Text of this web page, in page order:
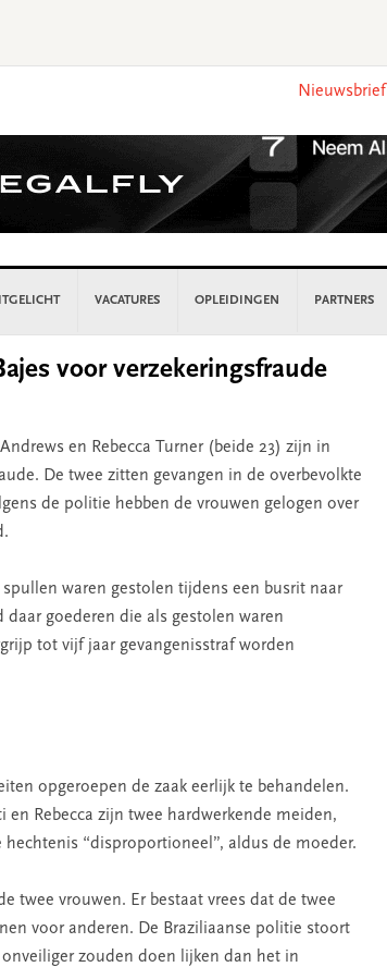
Nieuwsbrief
VACATURES OPLEIDINGEN PARTNERS
voor verzekeringsfraude
en Rebecca Turner (beide 23) zijn in
De twee zitten gevangen in de overbevolkte
de politie hebben de vrouwen gelogen over
waren gestolen tijdens een busrit naar
goederen die als gestolen waren
tot vijf jaar gevangenisstraf worden
opgeroepen de zaak eerlijk te behandelen.
en Rebecca zijn twee hardwerkende meiden,
“disproportioneel”, aldus de moeder.
twee vrouwen. Er bestaat vrees dat de twee
voor anderen. De Braziliaanse politie stoort
zouden doen lijken dan het in